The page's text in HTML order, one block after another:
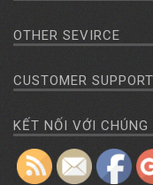
OTHER SEVIRCE
CUSTOMER SUPPORT
KẾT NỐI VỚI CHÚNG
muc/